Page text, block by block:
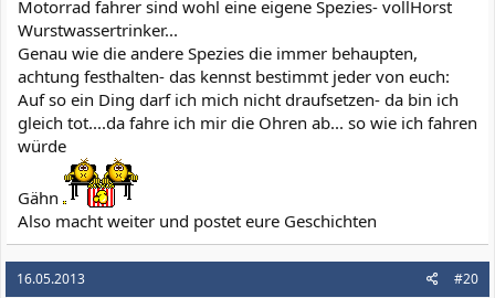
Motorrad fahrer sind wohl eine eigene Spezies- vollHorst
Wurstwassertrinker...
Genau wie die andere Spezies die immer behaupten,
achtung festhalten- das kennst bestimmt jeder von euch:
Auf so ein Ding darf ich mich nicht draufsetzen- da bin ich
gleich tot....da fahre ich mir die Ohren ab... so wie ich fahren
würde
Gähn
Also macht weiter und postet eure Geschichten
16.05.2013 #20